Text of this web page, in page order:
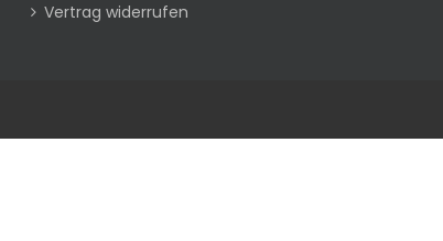
Vertrag widerrufen